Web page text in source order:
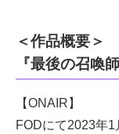
＜作品概要＞
『最後の召喚
【ONAIR】
FODにて2023年